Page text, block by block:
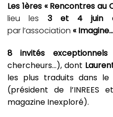
Les 1ères « Rencontres au
lieu les 3 et 4 juin
par l’association «
8 invités
exceptionnels
chercheurs…), dont
les plus traduits dans
(président de
magazine Inexploré).